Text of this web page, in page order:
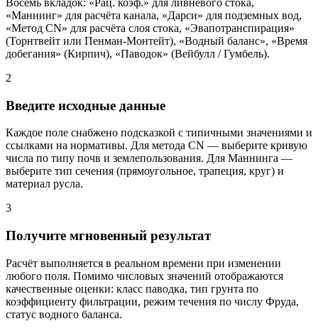
«Маннинг» для расчёта канала, «Дарси» для подземных вод,
«Метод CN» для расчёта слоя стока, «Эвапотранспирация»
(Торнтвейт или Пенман-Монтейт), «Водный баланс», «Время
добегания» (Кирпич), «Паводок» (Вейбулл / Гумбель).
2
Введите исходные данные
Каждое поле снабжено подсказкой с типичными значениями и
ссылками на нормативы. Для метода CN — выберите кривую
числа по типу почв и землепользования. Для Маннинга —
выберите тип сечения (прямоугольное, трапеция, круг) и
материал русла.
3
Получите мгновенный результат
Расчёт выполняется в реальном времени при изменении
любого поля. Помимо числовых значений отображаются
качественные оценки: класс паводка, тип грунта по
коэффициенту фильтрации, режим течения по числу Фруда,
статус водного баланса.